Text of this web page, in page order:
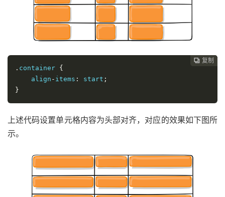
 复制
 复制
 复制
 复制
 复制
 复制
 复制
 复制
 复制
 复制
 复制
 复制
 复制
 复制
 复制
 复制
 复制
 复制
 复制
 复制
 复制
. container {
    align
- items : start ;
}
上述代码设置单元格内容为头部对齐，对应的效果如下图所
示。